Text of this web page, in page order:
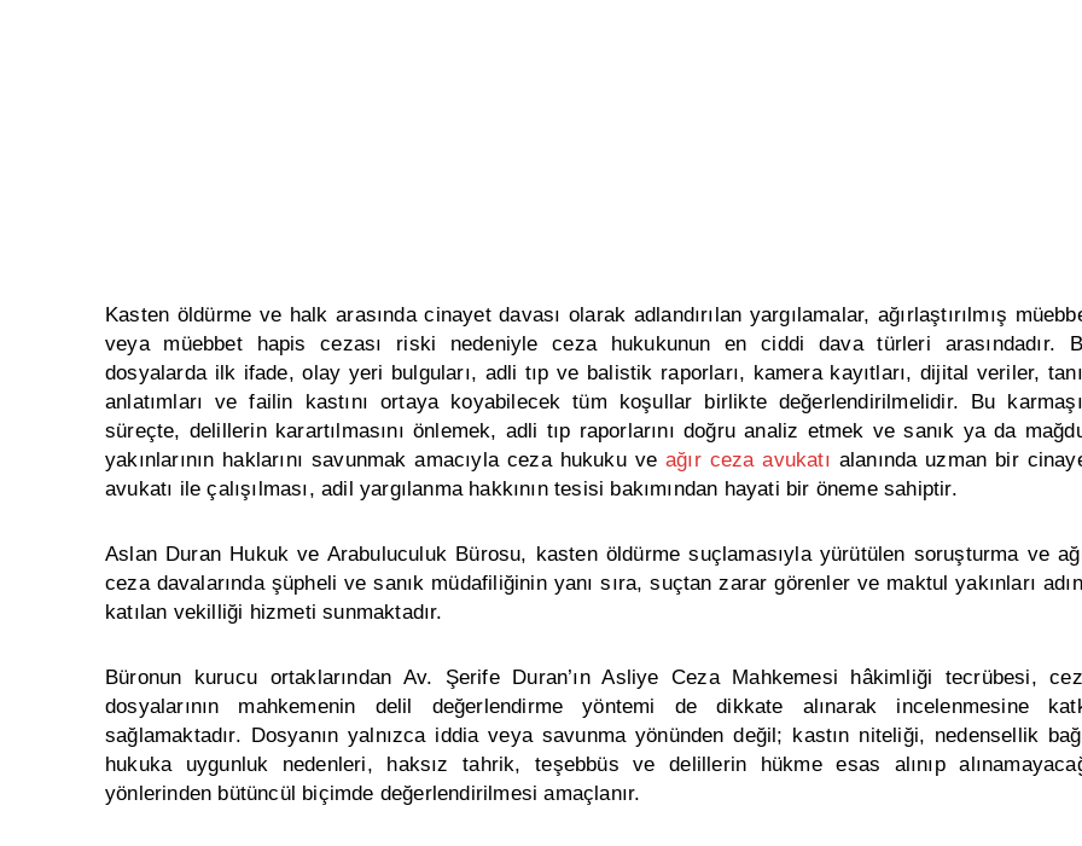
Kasten öldürme ve halk arasında cinayet davası olarak adlandırılan yargılamalar, ağırlaştırılmış
veya müebbet hapis cezası riski nedeniyle ceza hukukunun en ciddi dava türleri arasındadır.
dosyalarda ilk ifade, olay yeri bulguları, adli tıp ve balistik raporları, kamera kayıtları, dijital veriler,
anlatımları ve failin kastını ortaya koyabilecek tüm koşullar birlikte değerlendirilmelidir.
Bu
süreçte, delillerin karartılmasını önlemek, adli tıp raporlarını doğru analiz etmek ve sanık ya da
yakınlarının haklarını savunmak amacıyla ceza hukuku veağır ceza avukatı alanında uzman bir
avukatı ile çalışılması, adil yargılanma hakkının tesisi bakımından hayati bir öneme sahiptir.
Aslan Duran Hukuk ve Arabuluculuk Bürosu, kasten öldürme suçlamasıyla yürütülen soruşturma ve
ceza davalarında şüpheli ve sanık müdafiliğinin yanı sıra, suçtan zarar görenler ve maktul yakınları
katılan vekilliği hizmeti sunmaktadır.
Büronun kurucu ortaklarından Av. Şerife Duran’ın Asliye Ceza Mahkemesi hâkimliği tecrübesi,
dosyalarının mahkemenin delil değerlendirme yöntemi de dikkate alınarak incelenmesine
sağlamaktadır. Dosyanın yalnızca iddia veya savunma yönünden değil; kastın niteliği, nedensellik
hukuka uygunluk nedenleri, haksız tahrik, teşebbüs ve delillerin hükme esas alınıp
yönlerinden bütüncül biçimde değerlendirilmesi amaçlanır.